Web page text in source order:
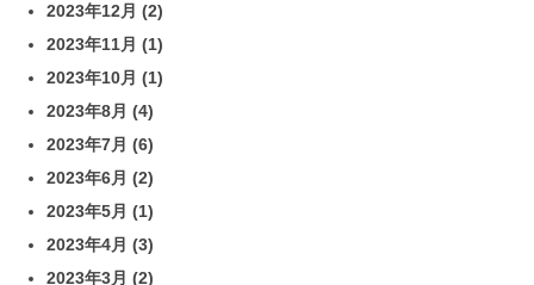
2023年12月 (2)
2023年11月 (1)
2023年10月 (1)
2023年8月 (4)
2023年7月 (6)
2023年6月 (2)
2023年5月 (1)
2023年4月 (3)
2023年3月 (2)